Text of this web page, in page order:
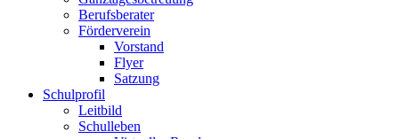
Berufsberater
Förderverein
Vorstand
Flyer
Satzung
Schulprofil
Leitbild
Schulleben